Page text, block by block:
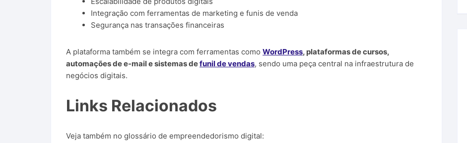
Integração com ferramentas de marketing e funis de venda
Segurança nas transações financeiras
A plataforma também se integra com ferramentas como WordPress, plataformas de cursos,
automações de e-mail e sistemas defunil de vendas, sendo uma peça central na infraestrutura de
negócios digitais.
Links Relacionados
Veja também no glossário de empreendedorismo digital: